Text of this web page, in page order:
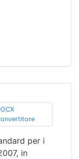
per i
in